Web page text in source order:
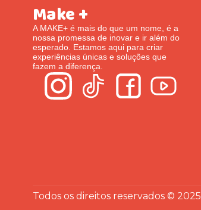
Make +
A MAKE+ é mais do que um nome, é a
nossa promessa de inovar e ir além do
esperado. Estamos aqui para criar
experiências únicas e soluções que
fazem a diferença.
Todos os direitos reservados © 2025